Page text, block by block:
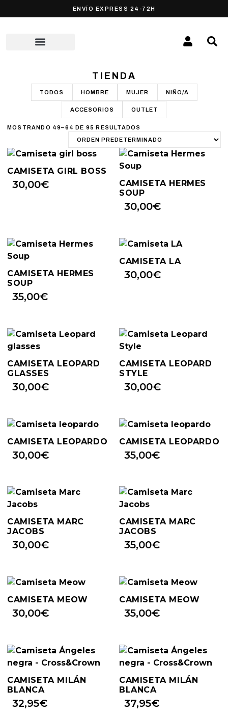
ENVÍO EXPRESS 24-72H
TIENDA
TODOS HOMBRE MUJER NIÑO/A
ACCESORIOS OUTLET
MOSTRANDO 49–64 DE 95 RESULTADOS
CAMISETA GIRL BOSS
30,00€
CAMISETA HERMES
SOUP
30,00€
CAMISETA HERMES
SOUP
35,00€
CAMISETA LA
30,00€
CAMISETA LEOPARD
GLASSES
30,00€
CAMISETA LEOPARD
STYLE
30,00€
CAMISETA LEOPARDO
30,00€
CAMISETA LEOPARDO
35,00€
CAMISETA MARC
JACOBS
30,00€
CAMISETA MARC
JACOBS
35,00€
CAMISETA MEOW
30,00€
CAMISETA MEOW
35,00€
CAMISETA MILÁN
BLANCA
32,95€
CAMISETA MILÁN
BLANCA
37,95€